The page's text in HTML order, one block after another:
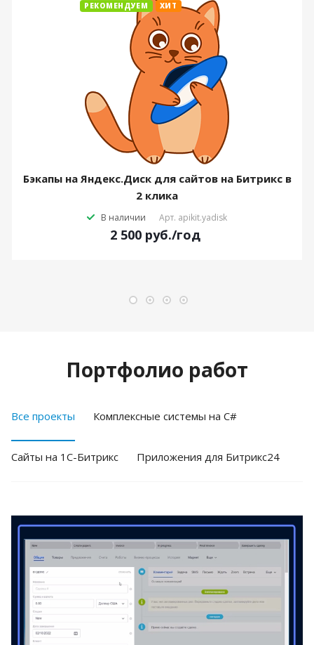
РЕКОМЕНДУЕМ ХИТ
Бэкапы на Яндекс.Диск для сайтов на Битрикс в
2 клика
В наличии Арт. apikit.yadisk
2 500 руб./год
Портфолио работ
Все проекты Комплексные системы на C#
Cайты на 1С-Битрикс Приложения для Битрикс24
Смотреть проект